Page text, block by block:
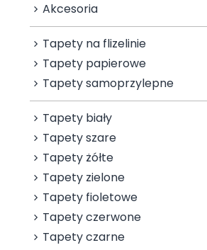
Akcesoria
Tapety na flizelinie
Tapety papierowe
Tapety samoprzylepne
Tapety biały
Tapety szare
Tapety żółte
Tapety zielone
Tapety fioletowe
Tapety czerwone
Tapety czarne